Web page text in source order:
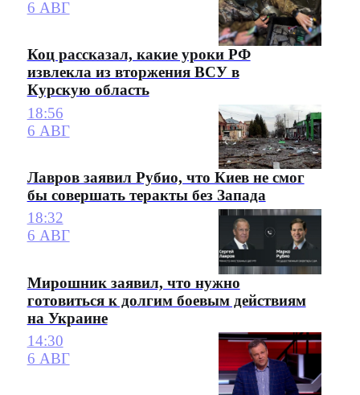
6 АВГ
Коц рассказал, какие уроки РФ
извлекла из вторжения ВСУ в
Курскую область
18:56
6 АВГ
Лавров заявил Рубио, что Киев не смог
бы совершать теракты без Запада
18:32
6 АВГ
Мирошник заявил, что нужно
готовиться к долгим боевым действиям
на Украине
14:30
6 АВГ